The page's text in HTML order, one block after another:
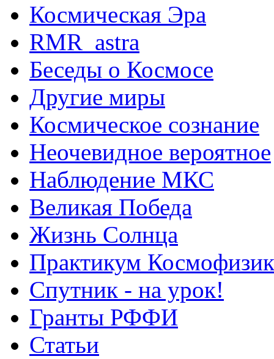
Космическая Эра
RMR_astra
Беседы о Космосе
Другие миры
Космическое сознание
Неочевидное вероятное
Наблюдение МКС
Великая Победа
Жизнь Солнца
Практикум
Спутник - на урок!
Гранты РФФИ
Статьи